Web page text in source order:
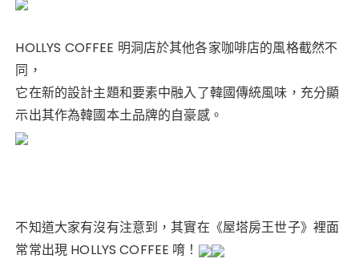
HOLLYS COFFEE 明洞店於其他各家咖啡店的風格截然不
同，
它在新的設計主題和要素中融入了韓國傳統風味，充分顯
示出其作為韓國本土品牌的自豪感。
不知道大家有沒有注意到，其實在《屋塔房王世子》裡面
常常出現 HOLLYS COFFEE 唷！